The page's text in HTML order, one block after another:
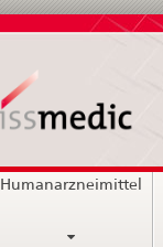
Humanarzneimittel